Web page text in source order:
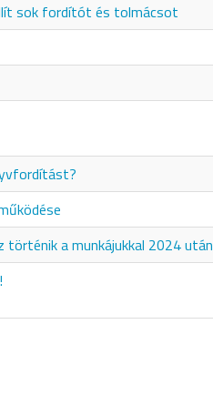
sok fordítót és tolmácsot
a munkájukkal 2024 után